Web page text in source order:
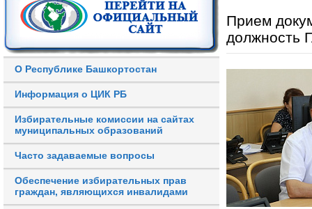
О Республике Башкортостан
Информация о ЦИК РБ
Избирательные комиссии на сайтах
муниципальных образований
Часто задаваемые вопросы
Обеспечение избирательных прав
граждан, являющихся инвалидами
Прием
должность